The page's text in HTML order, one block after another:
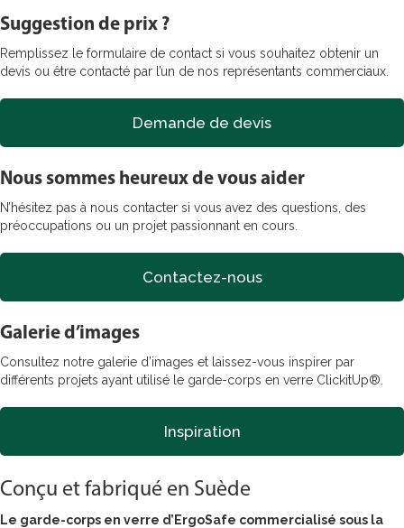
Suggestion de prix ?
Remplissez le formulaire de contact si vous souhaitez obtenir un
devis ou être contacté par l’un de nos représentants commerciaux.
Demande de devis
Nous sommes heureux de vous aider
N’hésitez pas à nous contacter si vous avez des questions, des
préoccupations ou un projet passionnant en cours.
Contactez-nous
Galerie d’images
Consultez notre galerie d’images et laissez-vous inspirer par
différents projets ayant utilisé le garde-corps en verre ClickitUp®.
Inspiration
Conçu et fabriqué en Suède
Le garde-corps en verre d’ErgoSafe commercialisé sous la